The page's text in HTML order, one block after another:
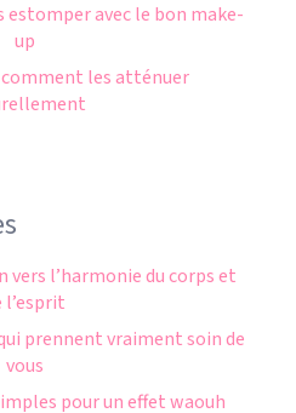
avec le bon make-
up
comment les atténuer
vers l’harmonie du corps et
l’esprit
prennent vraiment soin de
vous
pour un effet waouh